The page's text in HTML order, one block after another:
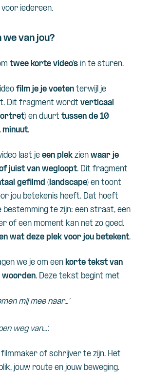
iedereen.
van jou?
twee korte video’s in te sturen.
film je je voeten terwijl je
Dit fragment wordt verticaal
en duurt tussen de 10
minuut.
laat je een plek zien waar je
juist van wegloopt. Dit fragment
gefilmd (landscape) en toont
jou betekenis heeft. Dat hoeft
bestemming te zijn: een straat, een
of een moment kan net zo goed.
wat deze plek voor jou betekent.
we je om een korte tekst van
woorden. Deze tekst begint met
mij mee naar…’
weg van…’.
of schrijver te zijn. Het
jouw route en jouw beweging.